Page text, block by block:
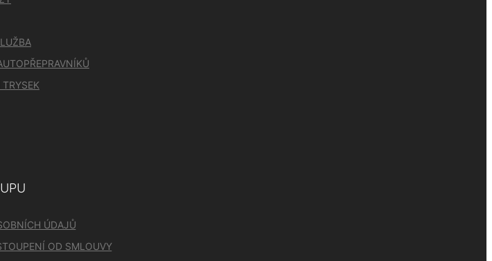
ÚDAJŮ
OD SMLOUVY